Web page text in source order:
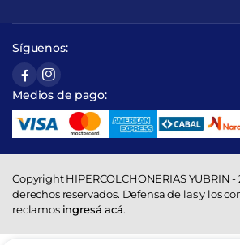
Síguenos:
Medios de pago:
Copyright HIPERCOLCHONERIAS YUBRIN -
derechos reservados. Defensa de las y los
reclamos ingresá acá.